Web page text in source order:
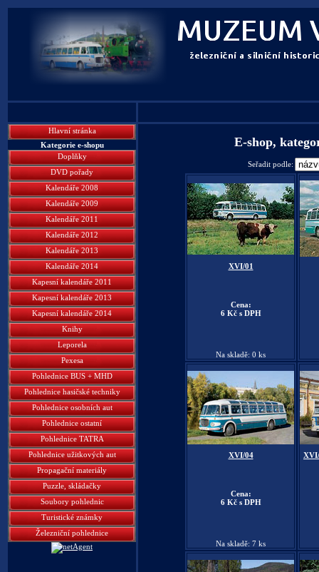
Hlavní stránka
Kategorie e-shopu
Doplňky
DVD pořady
Kalendáře 2008
Kalendáře 2009
Kalendáře 2011
Kalendáře 2012
Kalendáře 2013
Kalendáře 2014
Kapesní kalendáře 2011
Kapesní kalendáře 2013
Kapesní kalendáře 2014
Knihy
Leporela
Pexesa
Pohlednice BUS + MHD
Pohlednice hasičské techniky
Pohlednice osobních aut
Pohlednice ostatní
Pohlednice TATRA
Pohlednice užitkových aut
Propagační materiály
Puzzle, skládačky
Soubory pohlednic
Turistické známky
Železniční pohlednice
E-shop,
Seřadit podle:
XVI/01
Cena:
6 Kč s DPH
Na skladě: 0 ks
XVI/04
Cena:
6 Kč s DPH
Na skladě: 7 ks